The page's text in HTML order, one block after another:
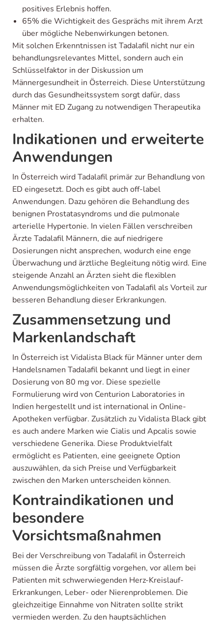
positives Erlebnis hoffen.
65% die Wichtigkeit des Gesprächs mit ihrem Arzt
über mögliche Nebenwirkungen betonen.
Mit solchen Erkenntnissen ist Tadalafil nicht nur ein
behandlungsrelevantes Mittel, sondern auch ein
Schlüsselfaktor in der Diskussion um
Männergesundheit in Österreich. Diese Unterstützung
durch das Gesundheitssystem sorgt dafür, dass
Männer mit ED Zugang zu notwendigen Therapeutika
erhalten.
Indikationen und erweiterte
Anwendungen
In Österreich wird Tadalafil primär zur Behandlung von
ED eingesetzt. Doch es gibt auch off-label
Anwendungen. Dazu gehören die Behandlung des
benignen Prostatasyndroms und die pulmonale
arterielle Hypertonie. In vielen Fällen verschreiben
Ärzte Tadalafil Männern, die auf niedrigere
Dosierungen nicht ansprechen, wodurch eine enge
Überwachung und ärztliche Begleitung nötig wird. Eine
steigende Anzahl an Ärzten sieht die flexiblen
Anwendungsmöglichkeiten von Tadalafil als Vorteil zur
besseren Behandlung dieser Erkrankungen.
Zusammensetzung und
Markenlandschaft
In Österreich ist Vidalista Black für Männer unter dem
Handelsnamen Tadalafil bekannt und liegt in einer
Dosierung von 80 mg vor. Diese spezielle
Formulierung wird von Centurion Laboratories in
Indien hergestellt und ist international in Online-
Apotheken verfügbar. Zusätzlich zu Vidalista Black gibt
es auch andere Marken wie Cialis und Apcalis sowie
verschiedene Generika. Diese Produktvielfalt
ermöglicht es Patienten, eine geeignete Option
auszuwählen, da sich Preise und Verfügbarkeit
zwischen den Marken unterscheiden können.
Kontraindikationen und
besondere
Vorsichtsmaßnahmen
Bei der Verschreibung von Tadalafil in Österreich
müssen die Ärzte sorgfältig vorgehen, vor allem bei
Patienten mit schwerwiegenden Herz-Kreislauf-
Erkrankungen, Leber- oder Nierenproblemen. Die
gleichzeitige Einnahme von Nitraten sollte strikt
vermieden werden. Zu den hauptsächlichen